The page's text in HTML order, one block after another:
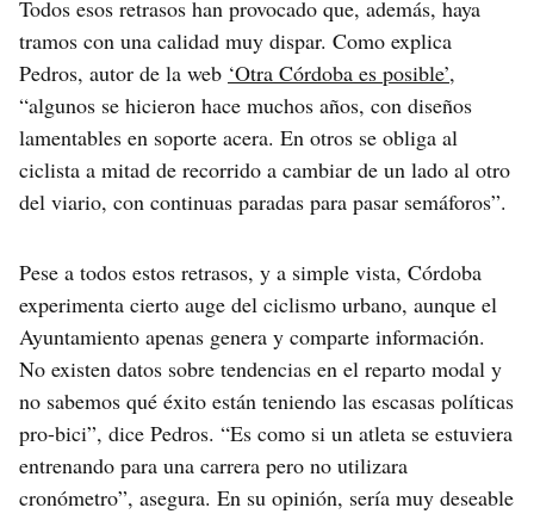
Todos esos retrasos han provocado que, además, haya
tramos con una calidad muy dispar. Como explica
Pedros, autor de la web ‘Otra Córdoba es posible’,
“algunos se hicieron hace muchos años, con diseños
lamentables en soporte acera. En otros se obliga al
ciclista a mitad de recorrido a cambiar de un lado al otro
del viario, con continuas paradas para pasar semáforos”.
Pese a todos estos retrasos, y a simple vista, Córdoba
experimenta cierto auge del ciclismo urbano, aunque el
Ayuntamiento apenas genera y comparte información.
No existen datos sobre tendencias en el reparto modal y
no sabemos qué éxito están teniendo las escasas políticas
pro-bici”, dice Pedros. “Es como si un atleta se estuviera
entrenando para una carrera pero no utilizara
cronómetro”, asegura. En su opinión, sería muy deseable